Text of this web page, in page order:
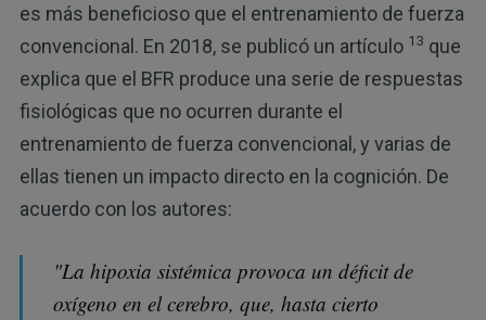
es más beneficioso que el entrenamiento de fuerza
convencional. En 2018, se publicó un artículo 13 que
explica que el BFR produce una serie de respuestas
fisiológicas que no ocurren durante el
entrenamiento de fuerza convencional, y varias de
ellas tienen un impacto directo en la cognición. De
acuerdo con los autores:
"La hipoxia sistémica provoca un déficit de
oxígeno en el cerebro, que, hasta cierto